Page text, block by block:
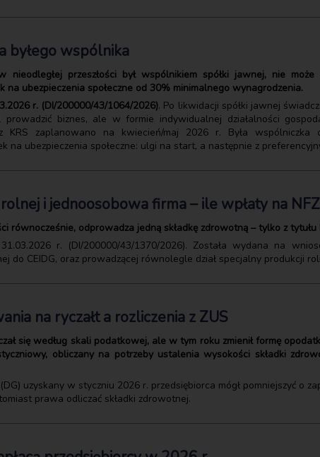
byłego wspólnika
nieodległej przeszłości był wspólnikiem spółki jawnej, nie
na ubezpieczenia społeczne od 30% minimalnego wynagrodzenia.
r. (DI/200000/43/1064/2026). Po likwidacji spółki jawnej
biznes, ale w formie indywidualnej działalności
KRS zaplanowano na kwiecień/maj 2026 r. Była wspólniczka
na ubezpieczenia społeczne: ulgi na start, a następnie z
i jednoosobowa firma – ile wpłaty na NFZ
równocześnie, odprowadza jedną składkę zdrowotną – tylko z tytułu
r. (DI/200000/43/1370/2026). Została wydana na
do CEIDG, oraz prowadzącej równolegle dział specjalny produkcji
na ryczałt a rozliczenia z ZUS
się według skali podatkowej, ale w tym roku zmienił formę
obliczany na potrzeby ustalenia wysokości składki
uzyskany w styczniu 2026 r. przedsiębiorca mógł pomniejszyć o
prawa odliczać składki zdrowotnej.